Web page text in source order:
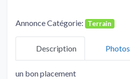
Annonce Catégorie: Terrain
Description Photos
un bon placement